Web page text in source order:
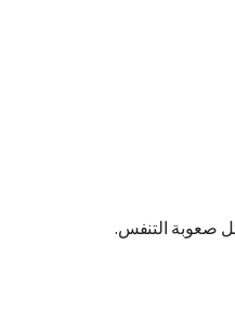
صعوبة التنفس.